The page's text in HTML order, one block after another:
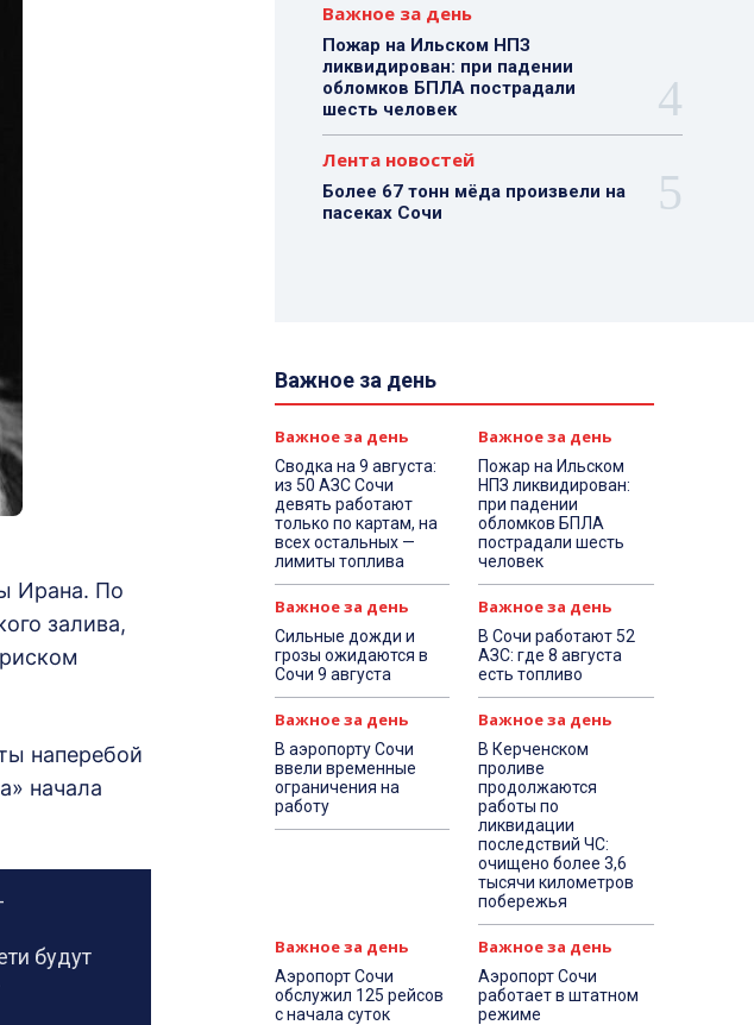
Ирана. По
залива,
наперебой
начала
будут
Важное за день
Пожар на Ильском НПЗ
ликвидирован: при падении
обломков БПЛА пострадали
шесть человек
Лента новостей
Более 67 тонн мёда произвели на
пасеках Сочи
Важное за день
Важное за день
Сводка на 9 августа:
из 50 АЗС Сочи
девять работают
только по картам, на
всех остальных —
лимиты топлива
Важное за день
Пожар на Ильском
НПЗ ликвидирован:
при падении
обломков БПЛА
пострадали шесть
человек
Важное за день
Сильные дожди и
грозы ожидаются в
Сочи 9 августа
Важное за день
В Сочи работают 52
АЗС: где 8 августа
есть топливо
Важное за день
В аэропорту Сочи
ввели временные
ограничения на
работу
Важное за день
В Керченском
проливе
продолжаются
работы по
ликвидации
последствий ЧС:
очищено более 3,6
тысячи километров
побережья
Важное за день
Аэропорт Сочи
обслужил 125 рейсов
с начала суток
Важное за день
Аэропорт Сочи
работает в штатном
режиме